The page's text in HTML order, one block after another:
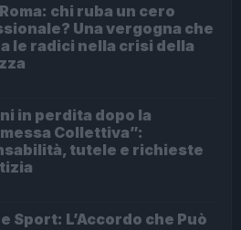
chi ruba un cero
Una vergogna che
le radici nella crisi della
in perdita dopo la
Collettiva”:
tutele e richieste
Sport: L’Accordo che Può